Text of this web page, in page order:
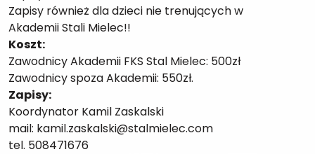
Zapisy również dla dzieci nie trenujących w
Akademii Stali Mielec!!
Koszt:
Zawodnicy Akademii FKS Stal Mielec: 500zł
Zawodnicy spoza Akademii: 550zł.
Zapisy:
Koordynator Kamil Zaskalski
mail: kamil.zaskalski@stalmielec.com
tel. 508471676